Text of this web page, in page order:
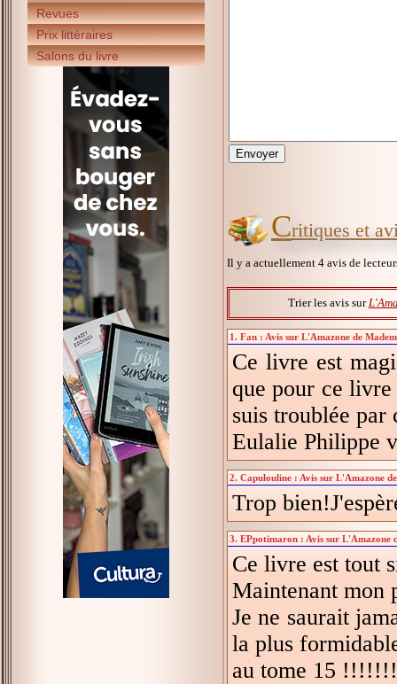
Revues
Prix littéraires
Salons du livre
Critiques et
Il y a actuellement 4 avis de
Trier les avis sur
1. Fan : Avis sur L'Amazone de
Ce livre est
que pour ce
suis troublée
Eulalie Philippe
2. Capulouline : Avis sur L'Amazone
Trop
3. EPpotimaron : Avis sur L'Amazone
Ce livre est tout
Maintenant mon
Je ne saurait
la plus
au tome 15 !!!!!!!